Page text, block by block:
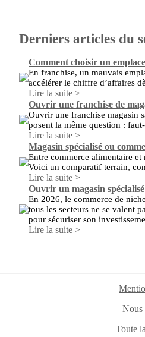
Derniers articles du
Comment choisir un
En franchise, un mauvais
accélérer le chiffre d’affaires
Lire la suite >
Ouvrir une franchise de
Ouvrir une franchise magasin
posent la même question :
Lire la suite >
Magasin spécialisé ou
Entre commerce alimentaire
Voici un comparatif terrain,
Lire la suite >
Ouvrir un magasin
En 2026, le commerce de
tous les secteurs ne se valent
pour sécuriser son
Lire la suite >
Nous
Toute